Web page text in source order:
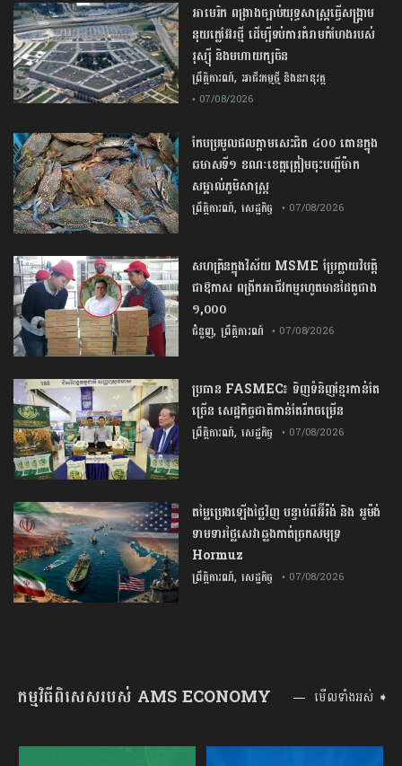
​អាមេរិក​ ពង្រាងច្បាប់​យុទ្ធសាស្ត្រ​ធ្វើ​សង្គ្រាម​
នុយក្លេអ៊ែរ​ថ្មី ដើម្បីទប់ការគំរាមកំហែងរបស់​
រុស្ស៊ី និងមហាយក្សចិន
ព្រឹត្តិការណ៍, អាជីវកម្មថ្មី និងនវានុវត្ត
• 07/08/2026
កែប​ប្រមូល​ផល​ក្តាម​សេះ​ជិត​ ​៤០០ ​តោន​ក្នុង​
ឆមាស​ទី​១​ ​ខណៈ​ខេត្ត​ត្រៀម​ចុះបញ្ជី​ម៉ាក​
សម្គាល់​ភូមិសាស្ត្រ​
ព្រឹត្តិការណ៍, សេដ្ឋកិច្ច • 07/08/2026
សហគ្រិនក្នុងវិស័យ MSME ប្រែក្លាយវិបត្តិ
ជាឱកាស ពង្រីកអាជីវកម្មរហូតមានដៃគូជាង
១,០០០
ជំនួញ,ព្រឹត្តិការណ៍ • 07/08/2026
ប្រធាន​​ ​FASMEC​៖​ ​ទិញ​ទំនិញ​ខ្មែរ​កាន់តែ​
ច្រើន​ ​សេដ្ឋកិច្ច​ជាតិ​កាន់តែ​រីកចម្រើន​
ព្រឹត្តិការណ៍, សេដ្ឋកិច្ច • 07/08/2026
តម្លៃប្រេងឡើងថ្លៃវិញ បន្ទាប់ពីអ៊ីរ៉ង់ និង អូម៉ង់
ទាមទារថ្លៃសេវាឆ្លងកាត់ច្រកសមុទ្រ
Hormuz
ព្រឹត្តិការណ៍, សេដ្ឋកិច្ច • 07/08/2026
កម្មវិធីពិសេសរបស់ AMS ECONOMY មើលទាំងអស់ ➧